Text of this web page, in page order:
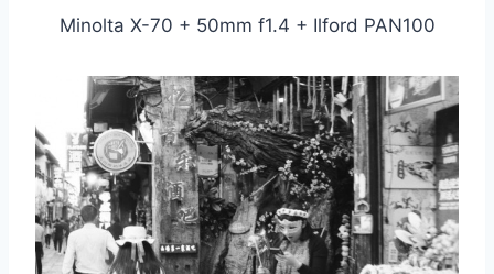
Minolta X-70 + 50mm f1.4 + Ilford PAN100